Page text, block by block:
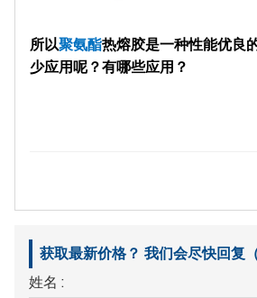
所以聚氨酯热熔胶是一种性能优良
少应用呢？有哪些应用？
获取最新价格？ 我们会尽快回复（
姓名 :